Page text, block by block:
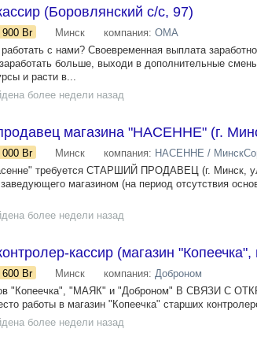
(Боровлянский с/с, 97)
Br Минск компания: ОМА
с нами? Своевременная выплата
больше, выходи в дополнительные
и расти в...
более недели назад
магазина "НАСЕННЕ" (г.
Br Минск компания: НАСЕННЕ /
требуется СТАРШИЙ ПРОДАВЕЦ (г. Минск,
магазином (на период отсутствия
более недели назад
кассир (магазин
Br Минск компания: Доброном
"Копеечка", "МАЯК" и "Доброном" В СВЯЗИ С
работы в магазин "Копеечка" старших
более недели назад